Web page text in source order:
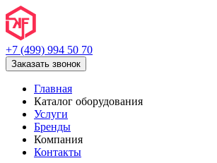
+7 (499) 994 50 70
Заказать звонок
Главная
Каталог оборудования
Услуги
Бренды
Компания
Контакты